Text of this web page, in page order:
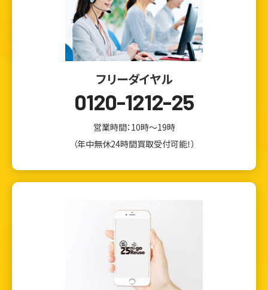
フリーダイヤル
0120-1212-25
営業時間：10時～19時
（年中無休24時間買取受付可能！）